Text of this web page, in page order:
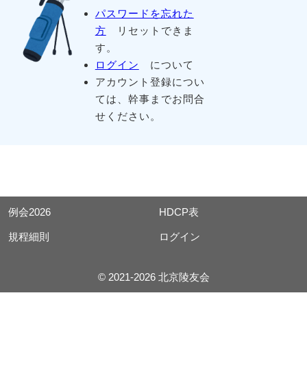
パスワードを忘れた
方 リセットできま
す。
ログイン
について
アカウント登録につい
ては、幹事までお問合
せください。
例会2026 HDCP表
規程細則 ログイン
© 2021-2026 北京陵友会